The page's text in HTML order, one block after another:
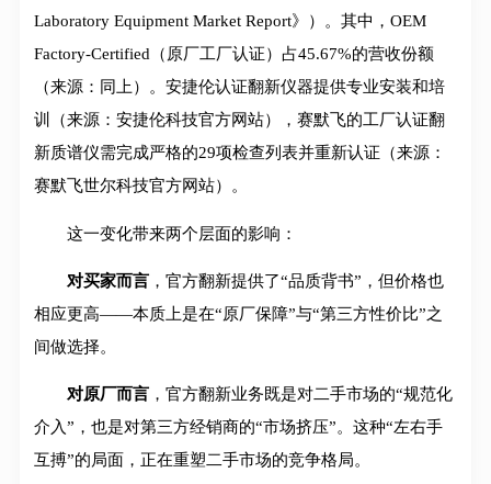
Laboratory Equipment Market Report》）。其中，OEM
Factory-Certified（原厂工厂认证）占45.67%的营收份额
（来源：同上）。安捷伦认证翻新仪器提供专业安装和培
训（来源：安捷伦科技官方网站），赛默飞的工厂认证翻
新质谱仪需完成严格的29项检查列表并重新认证（来源：
赛默飞世尔科技官方网站）。
这一变化带来两个层面的影响：
对买家而言 ，官方翻新提供了“品质背书”，但价格也
相应更高——本质上是在“原厂保障”与“第三方性价比”之
间做选择。
对原厂而言 ，官方翻新业务既是对二手市场的“规范化
介入”，也是对第三方经销商的“市场挤压”。这种“左右手
互搏”的局面，正在重塑二手市场的竞争格局。